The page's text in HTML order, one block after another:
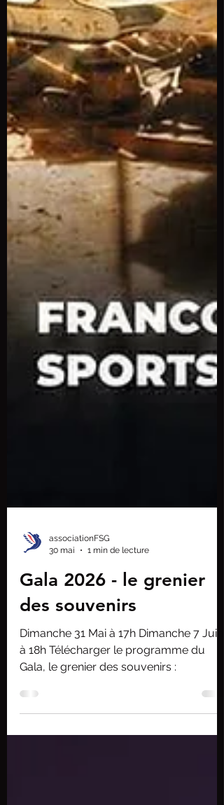
30 mai
1 min de lecture
Gala 2026 - le grenier
des souvenirs
Dimanche 31 Mai à 17h Dimanche 7 Juin
Gala, le grenier des souvenirs :